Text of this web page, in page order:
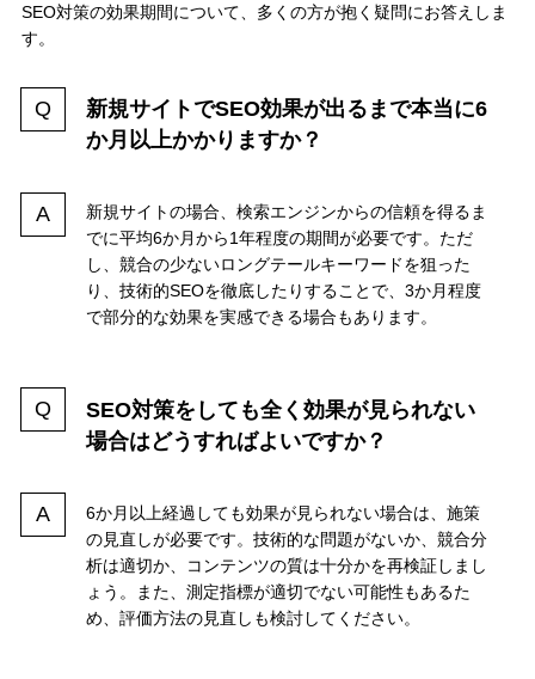
SEO対策の効果期間について、多くの方が抱く疑問にお答えしま
す。
新規サイトでSEO効果が出るまで本当に6
か月以上かかりますか？
新規サイトの場合、検索エンジンからの信頼を得るま
でに平均6か月から1年程度の期間が必要です。ただ
し、競合の少ないロングテールキーワードを狙った
り、技術的SEOを徹底したりすることで、3か月程度
で部分的な効果を実感できる場合もあります。
SEO対策をしても全く効果が見られない
場合はどうすればよいですか？
6か月以上経過しても効果が見られない場合は、施策
の見直しが必要です。技術的な問題がないか、競合分
析は適切か、コンテンツの質は十分かを再検証しまし
ょう。また、測定指標が適切でない可能性もあるた
め、評価方法の見直しも検討してください。